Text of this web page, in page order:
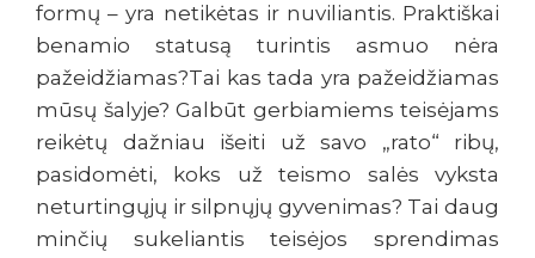
formų – yra netikėtas ir nuviliantis. Praktiškai
benamio statusą turintis asmuo nėra
pažeidžiamas?Tai kas tada yra pažeidžiamas
mūsų šalyje? Galbūt gerbiamiems teisėjams
reikėtų dažniau išeiti už savo „rato“ ribų,
pasidomėti, koks už teismo salės vyksta
neturtingųjų ir silpnųjų gyvenimas? Tai daug
minčių sukeliantis teisėjos sprendimas